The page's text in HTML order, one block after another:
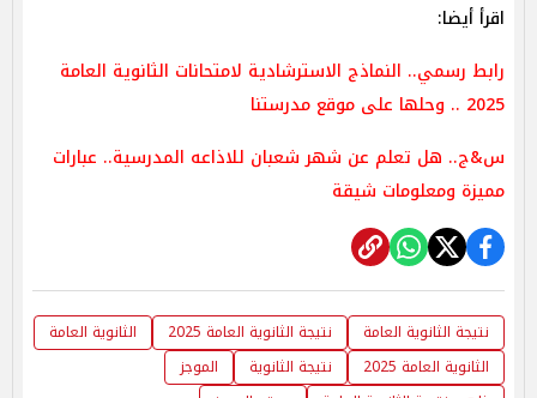
اقرأ أيضا:
رابط رسمي.. النماذج الاسترشادية لامتحانات الثانوية العامة
2025 .. وحلها على موقع مدرستنا
س&ج.. هل تعلم عن شهر شعبان للاذاعه المدرسية.. عبارات
مميزة ومعلومات شيقة
نتيجة الثانوية العامة نتيجة الثانوية العامة 2025
الثانوية العامة
الثانوية العامة 2025
نتيجة الثانوية
الموجز